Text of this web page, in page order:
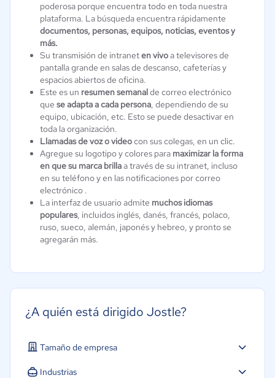
poderosa porque encuentra todo en toda nuestra
plataforma. La búsqueda encuentra rápidamente
documentos, personas, equipos, noticias, eventos y
más.
Su transmisión de intraneten vivoa televisores de
pantalla grande en salas de descanso, cafeterías y
espacios abiertos de oficina.
Este es un resumen semanalde correo electrónico
que se adapta a cada persona, dependiendo de su
equipo, ubicación, etc. Esto se puede desactivar en
toda la organización.
Llamadas de voz o videocon sus colegas, en un clic.
Agregue su logotipo y colores para maximizar la forma
en que su marca brillaa través de su intranet, incluso
en su teléfono y en las notificaciones por correo
electrónico .
La interfaz de usuario admite muchos idiomas
populares, incluidos inglés, danés, francés, polaco,
ruso, sueco, alemán, japonés y hebreo, y pronto se
agregarán más.
¿A quién está dirigido Jostle?
Tamaño de empresa
Industrias